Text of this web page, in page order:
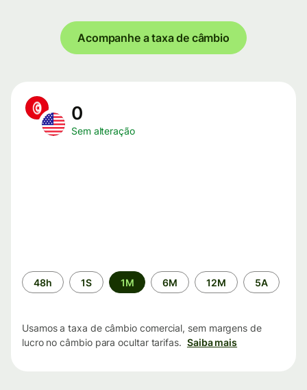
Acompanhe a taxa de câmbio
0
Sem alteração
Período
de
48h 1S 1M 6M 12M 5A
Usamos a taxa de câmbio comercial, sem margens de
lucro no câmbio para ocultar tarifas. Saiba mais